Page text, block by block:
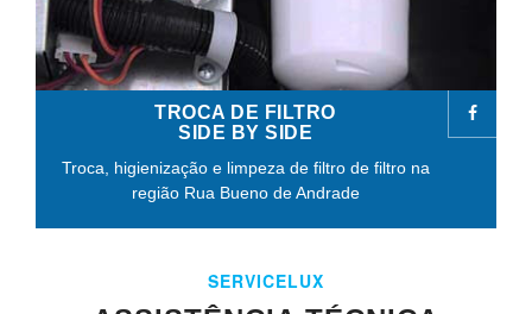
TROCA DE FILTRO
SIDE BY SIDE
Troca, higienização e limpeza de filtro de filtro na
região Rua Bueno de Andrade
SERVICELUX